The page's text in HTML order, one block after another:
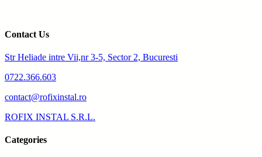
Contact Us
Str Heliade intre Vii,nr 3-5, Sector 2, Bucuresti
0722.366.603
contact@rofixinstal.ro
ROFIX INSTAL S.R.L.
Categories